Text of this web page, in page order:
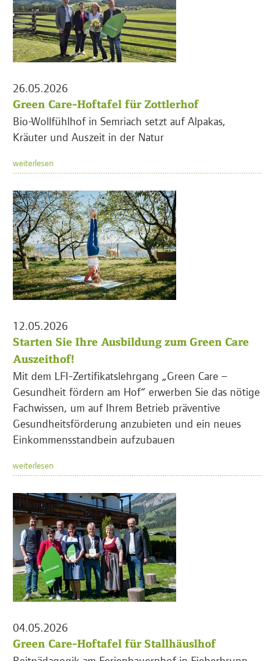
26.05.2026
Green Care-Hoftafel für Zottlerhof
Bio-Wollfühlhof in Semriach setzt auf Alpakas,
Kräuter und Auszeit in der Natur
weiterlesen
12.05.2026
Starten Sie Ihre Ausbildung zum Green Care
Auszeithof!
Mit dem LFI-Zertifikatslehrgang „Green Care –
Gesundheit fördern am Hof“ erwerben Sie das nötige
Fachwissen, um auf Ihrem Betrieb präventive
Gesundheitsförderung anzubieten und ein neues
Einkommensstandbein aufzubauen
weiterlesen
04.05.2026
Green Care-Hoftafel für Stallhäuslhof